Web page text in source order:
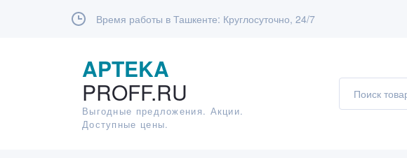
Время работы в Ташкенте: Круглосуточно, 24/7
APTEKA
PROFF.RU
Выгодные предложения. Акции.
Доступные цены.